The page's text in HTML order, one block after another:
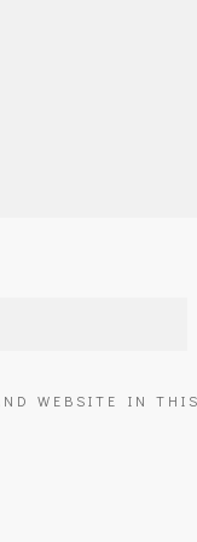
WEBSITE IN